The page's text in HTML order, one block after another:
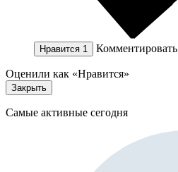
Нравится 1 Комментировать
Оценили как «Нравится»
Закрыть
Самые активные сегодня